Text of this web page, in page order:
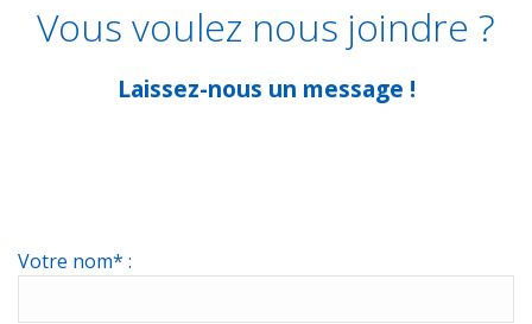
Vous voulez nous joindre ?
Laissez-nous un message !
Votre nom* :